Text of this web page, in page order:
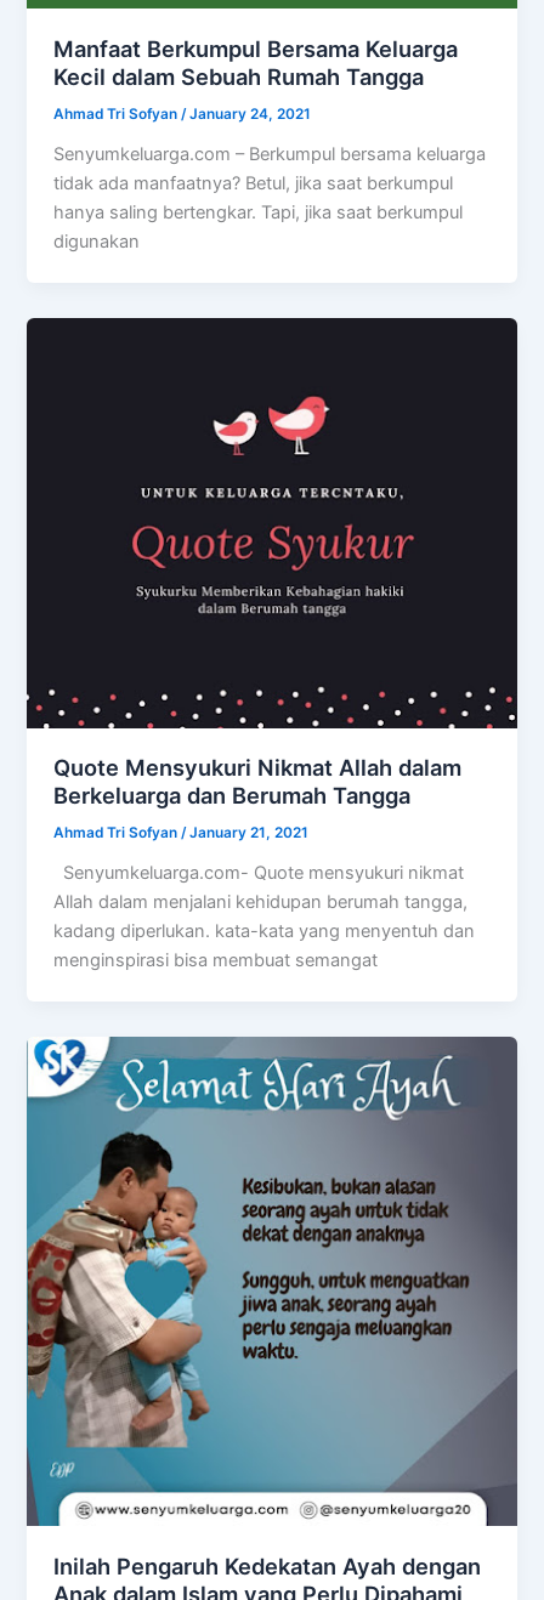
Manfaat Berkumpul Bersama Keluarga
Kecil dalam Sebuah Rumah Tangga
Ahmad Tri Sofyan/January 24, 2021
Senyumkeluarga.com – Berkumpul bersama keluarga
tidak ada manfaatnya? Betul, jika saat berkumpul
hanya saling bertengkar. Tapi, jika saat berkumpul
digunakan
Quote Mensyukuri Nikmat Allah dalam
Berkeluarga dan Berumah Tangga
Ahmad Tri Sofyan/January 21, 2021
Senyumkeluarga.com- Quote mensyukuri nikmat
Allah dalam menjalani kehidupan berumah tangga,
kadang diperlukan. kata-kata yang menyentuh dan
menginspirasi bisa membuat semangat
Inilah Pengaruh Kedekatan Ayah dengan
Anak dalam Islam yang Perlu Dipahami